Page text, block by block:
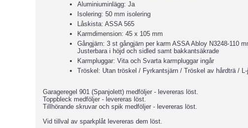
Aluminiuminlägg: Ja
Isolering: 50 mm isolering
Låskista: ASSA 565
Karmdimension: 45 x 105 mm
Gångjärn: 3 st gångjärn per karm ASSA Abloy N3248-110
Justerbara i höjd och sidled samt bakkantsäkrade
Karmpluggar: Vita och Svarta karmpluggar ingår
Tröskel: Utan tröskel / Fyrkantsjärn / Tröskel av hårdträ /
Garageregel 901 (Spanjolett) medföljer - levereras löst.
Toppbleck medföljer - levereras löst.
Tillhörande skruvar och spik medföljer - levereras löst.
Vid tillval av sparkplåt levereras dem löst.